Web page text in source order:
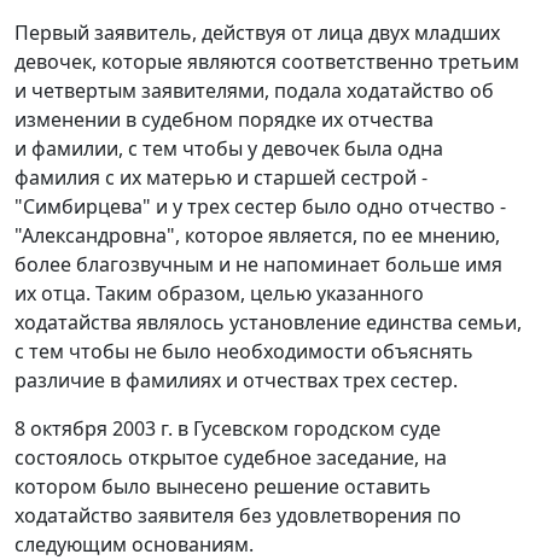
Первый заявитель, действуя от лица двух младших
девочек, которые являются соответственно третьим
и четвертым заявителями, подала ходатайство об
изменении в судебном порядке их отчества
и фамилии, с тем чтобы у девочек была одна
фамилия с их матерью и старшей сестрой -
"Симбирцева" и у трех сестер было одно отчество -
"Александровна", которое является, по ее мнению,
более благозвучным и не напоминает больше имя
их отца. Таким образом, целью указанного
ходатайства являлось установление единства семьи,
с тем чтобы не было необходимости объяснять
различие в фамилиях и отчествах трех сестер.
8 октября 2003 г. в Гусевском городском суде
состоялось открытое судебное заседание, на
котором было вынесено решение оставить
ходатайство заявителя без удовлетворения по
следующим основаниям.